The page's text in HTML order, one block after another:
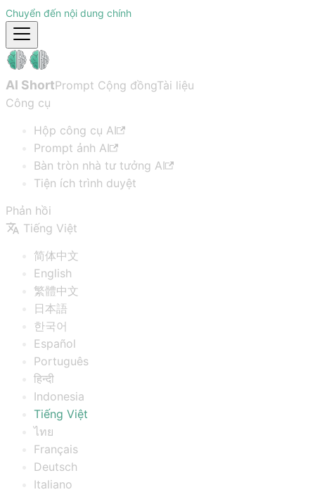
Chuyển đến nội dung chính
AI ShortPrompt Cộng đồngTài liệu
Công cụ
Hộp công cụ AI
Prompt ảnh AI
Bàn tròn nhà tư tưởng AI
Tiện ích trình duyệt
Phản hồi
Tiếng Việt
简体中文
English
繁體中文
日本語
한국어
Español
Português
हिन्दी
Indonesia
Tiếng Việt
ไทย
Français
Deutsch
Italiano